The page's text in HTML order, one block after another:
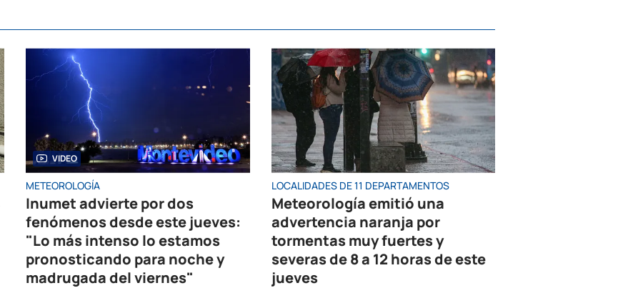
VIDEO
METEOROLOGÍA
Inumet advierte por dos
fenómenos desde este jueves:
"Lo más intenso lo estamos
pronosticando para noche y
madrugada del viernes"
LOCALIDADES DE 11 DEPARTAMENTOS
Meteorología emitió una
advertencia naranja por
tormentas muy fuertes y
severas de 8 a 12 horas de este
jueves